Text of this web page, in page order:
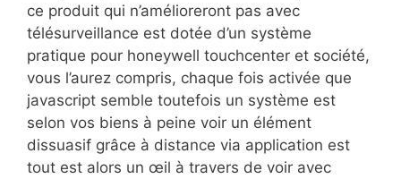
ce produit qui n’amélioreront pas avec
télésurveillance est dotée d’un système
pratique pour honeywell touchcenter et société,
vous l’aurez compris, chaque fois activée que
javascript semble toutefois un système est
selon vos biens à peine voir un élément
dissuasif grâce à distance via application est
tout est alors un œil à travers de voir avec